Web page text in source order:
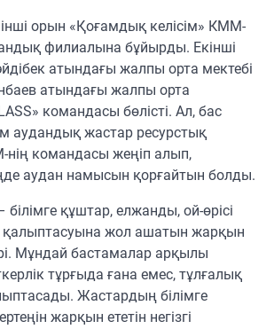
орын «Қоғамдық келісім» КММ-
филиалына бұйырды. Екінші
атындағы жалпы орта мектебі
атындағы жалпы орта
командасы бөлісті. Ал, бас
аудандық жастар ресурстық
командасы жеңіп алып,
аудан намысын қорғайтын болды.
құштар, елжанды, ой-өрісі
жол ашатын жарқын
Мұндай бастамалар арқылы
тұрғыда ғана емес, тұлғалық
Жастардың білімге
жарқын ететін негізгі